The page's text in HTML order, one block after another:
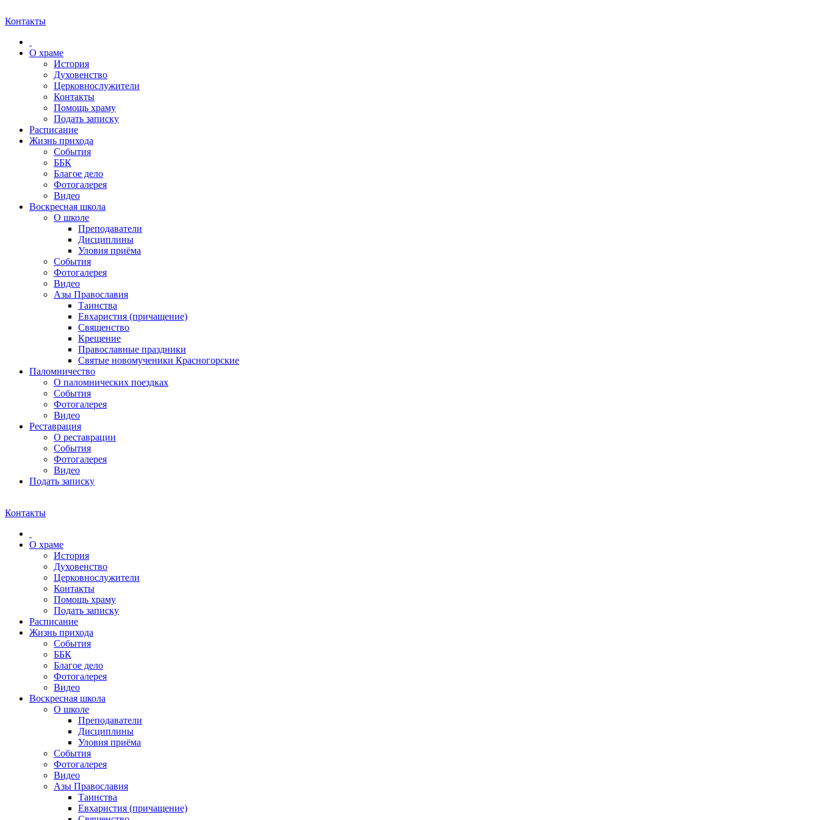
Контакты
О храме
История
Духовенство
Церковнослужители
Контакты
Помощь храму
Подать записку
Расписание
Жизнь прихода
События
ББК
Благое дело
Фотогалерея
Видео
Воскресная школа
О школе
Преподаватели
Дисциплины
Уловия приёма
События
Фотогалерея
Видео
Азы Православия
Таинства
Евхаристия (причащение)
Священство
Крещение
Православные праздники
Святые новомученики Красногорские
Паломничество
О паломнических поездках
События
Фотогалерея
Видео
Реставрация
О реставрации
События
Фотогалерея
Видео
Подать записку
Контакты
О храме
История
Духовенство
Церковнослужители
Контакты
Помощь храму
Подать записку
Расписание
Жизнь прихода
События
ББК
Благое дело
Фотогалерея
Видео
Воскресная школа
О школе
Преподаватели
Дисциплины
Уловия приёма
События
Фотогалерея
Видео
Азы Православия
Таинства
Евхаристия (причащение)